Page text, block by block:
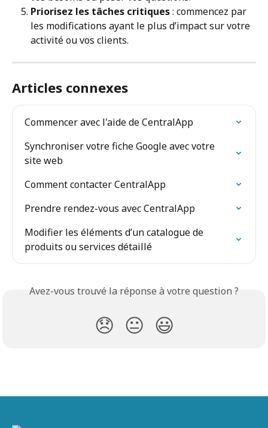
Priorisez les tâches critiques : commencez par
les modifications ayant le plus d’impact sur votre
activité ou vos clients.
Articles connexes
Commencer avec l'aide de CentralApp
Synchroniser votre fiche Google avec votre
site web
Comment contacter CentralApp
Prendre rendez-vous avec CentralApp
Modifier les éléments d’un catalogue de
produits ou services détaillé
Avez-vous trouvé la réponse à votre question ?
😞 😐 😃